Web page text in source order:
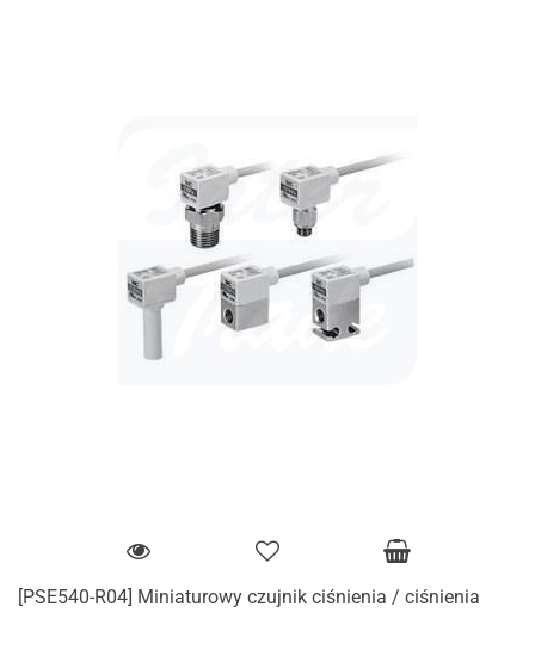
[PSE540-R04] Miniaturowy czujnik ciśnienia / ciśnienia